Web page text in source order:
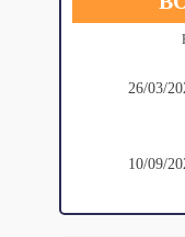
26/03/
10/09/